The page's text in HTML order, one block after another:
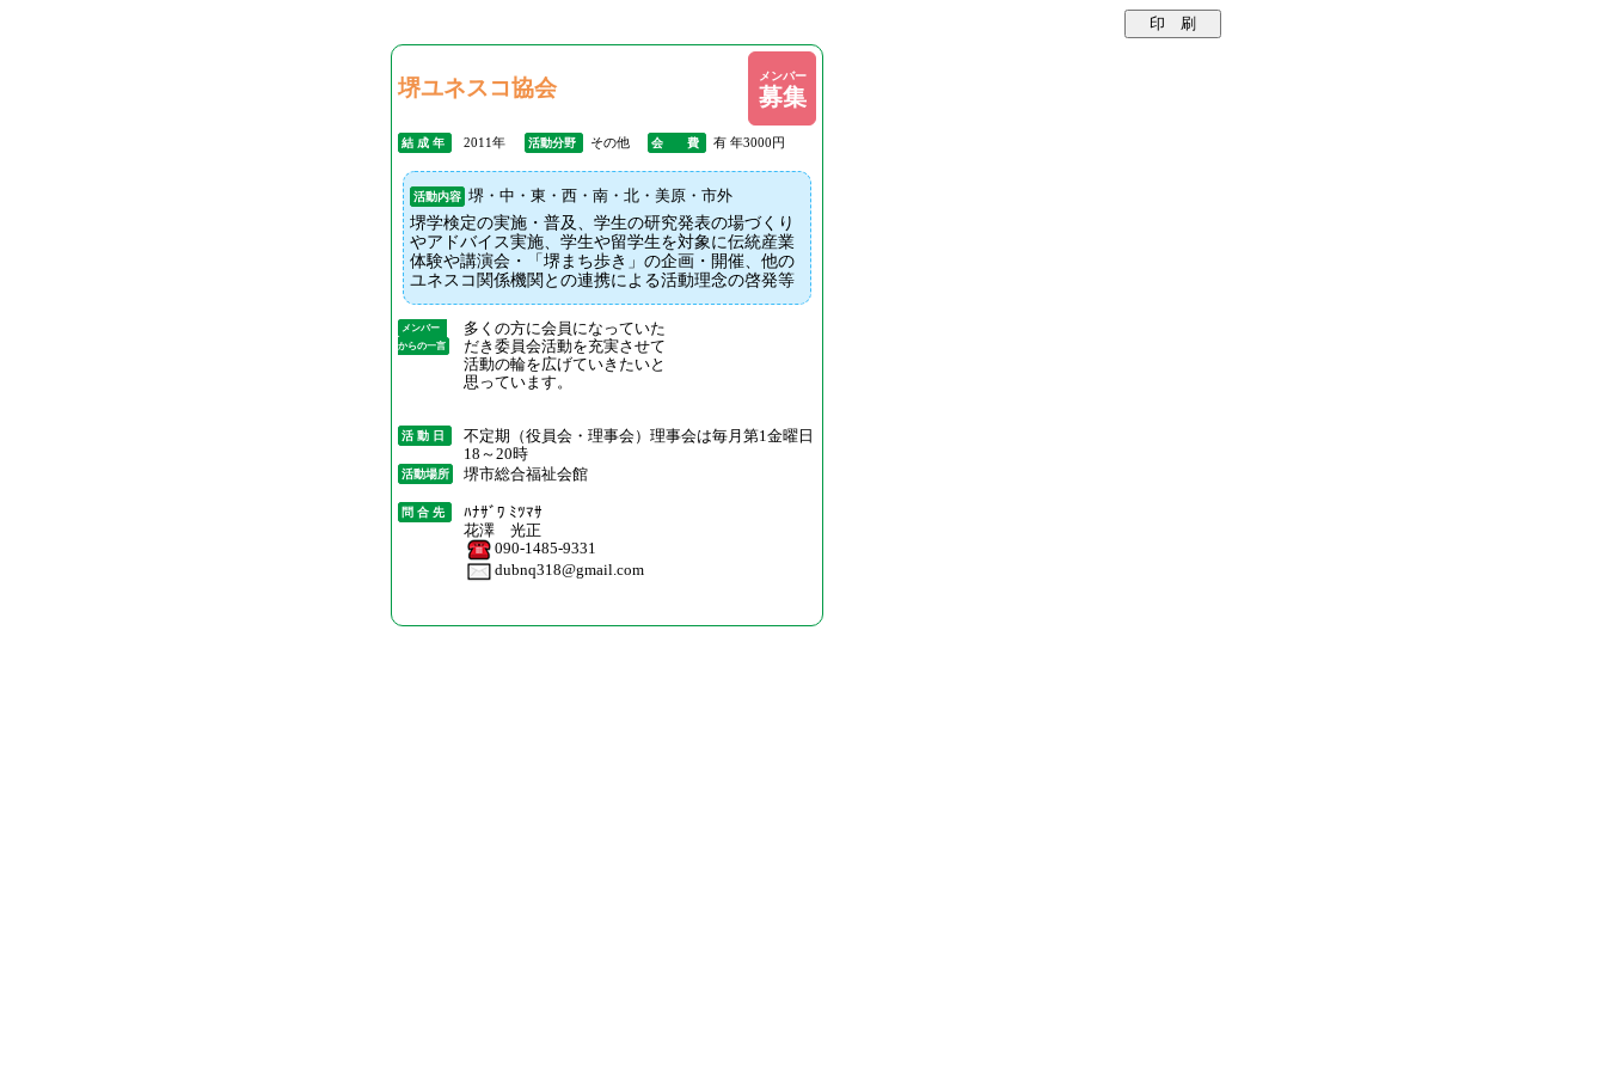
堺ユネスコ協会 メンバー
募集
結 成 年 2011年 活動分野 その他 会 費 有 年3000円
活動内容 堺・中・東・西・南・北・美原・市外
堺学検定の実施・普及、学生の研究発表の場づくり
やアドバイス実施、学生や留学生を対象に伝統産業
体験や講演会・「堺まち歩き」の企画・開催、他の
ユネスコ関係機関との連携による活動理念の啓発等
メンバー
からの一言
多くの方に会員になっていた
だき委員会活動を充実させて
活動の輪を広げていきたいと
思っています。
活 動 日
不定期（役員会・理事会）理事会は毎月第1金曜日
18～20時
活動場所 堺市総合福祉会館
問 合 先
ﾊﾅｻﾞﾜ ﾐﾂﾏｻ
花澤 光正
090-1485-9331
dubnq318@gmail.com